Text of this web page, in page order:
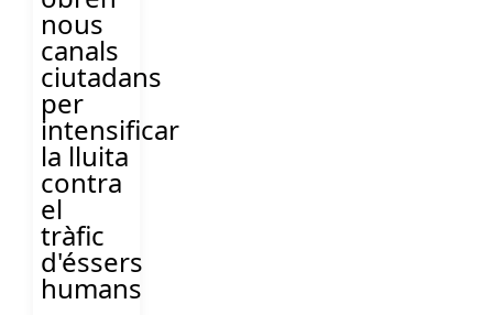
nous
canals
ciutadans
per
intensificar
la lluita
contra
el
tràfic
d'éssers
humans